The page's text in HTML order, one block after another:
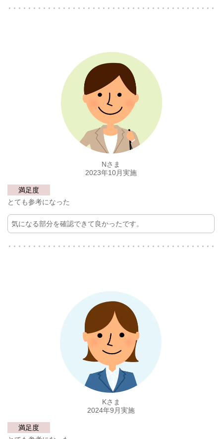
Nさま
2023年10月実施
満足度
とても参考になった
気になる部分を確認できて良かったです。
Kさま
2024年9月実施
満足度